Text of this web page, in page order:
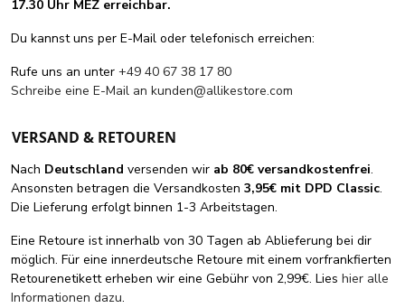
17.30 Uhr MEZ erreichbar.
Du kannst uns per E-Mail oder telefonisch erreichen:
Rufe uns an unter +49 40 67 38 17 80
Schreibe eine E-Mail an kunden@allikestore.com
VERSAND & RETOUREN
Nach Deutschland versenden wir ab 80€ versandkostenfrei.
Ansonsten betragen die Versandkosten 3,95€ mit DPD Classic.
Die Lieferung erfolgt binnen 1-3 Arbeitstagen.
Eine Retoure ist innerhalb von 30 Tagen ab Ablieferung bei dir
möglich. Für eine innerdeutsche Retoure mit einem vorfrankfierten
Retourenetikett erheben wir eine Gebühr von 2,99€. Lies hier alle
Informationen dazu.